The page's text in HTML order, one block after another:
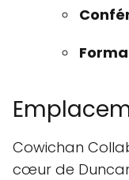
Cowichan
cœur de